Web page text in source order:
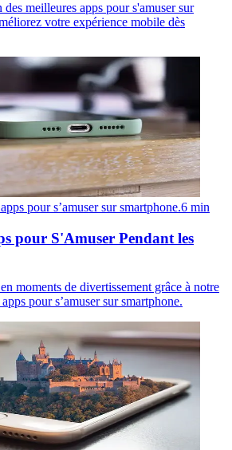
meilleures apps pour s'amuser sur
votre expérience mobile dès
pour s’amuser sur smartphone.6 min
pour S'Amuser Pendant les
moments de divertissement grâce à notre
pour s’amuser sur smartphone.